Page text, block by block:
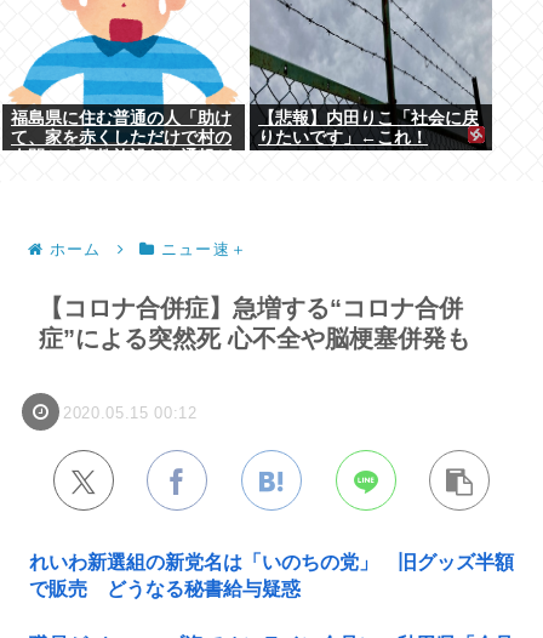
福島県に住む普通の人「助け
て、家を赤くしただけで村の
【悲報】内田りこ「社会に戻
りたいです」←これ！
ホーム ニュー速＋
【コロナ合併症】急増する“コロナ合併
症”による突然死 心不全や脳梗塞併発も
2020.05.15 00:12
れいわ新選組の新党名は「いのちの党」 旧グッズ半額
で販売 どうなる秘書給与疑惑